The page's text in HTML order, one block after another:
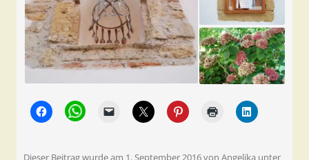
Dieser Beitrag wurde am 1. September 2016von Angelika unter